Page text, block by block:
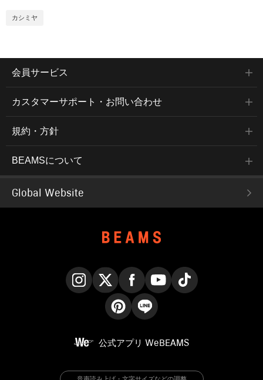
カシミヤ
会員サービス
カスタマーサポート・お問い合わせ
規約・方針
BEAMSについて
Global Website
公式アプリ WeBEAMS
音声読み上げ・文字サイズなどの調整